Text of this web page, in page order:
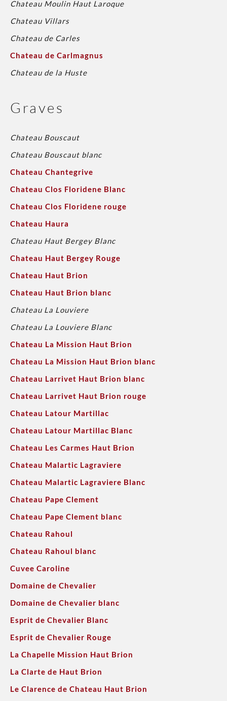
Chateau Moulin Haut Laroque
Chateau Villars
Chateau de Carles
Chateau de Carlmagnus
Chateau de la Huste
Graves
Chateau Bouscaut
Chateau Bouscaut blanc
Chateau Chantegrive
Chateau Clos Floridene Blanc
Chateau Clos Floridene rouge
Chateau Haura
Chateau Haut Bergey Blanc
Chateau Haut Bergey Rouge
Chateau Haut Brion
Chateau Haut Brion blanc
Chateau La Louviere
Chateau La Louviere Blanc
Chateau La Mission Haut Brion
Chateau La Mission Haut Brion blanc
Chateau Larrivet Haut Brion blanc
Chateau Larrivet Haut Brion rouge
Chateau Latour Martillac
Chateau Latour Martillac Blanc
Chateau Les Carmes Haut Brion
Chateau Malartic Lagraviere
Chateau Malartic Lagraviere Blanc
Chateau Pape Clement
Chateau Pape Clement blanc
Chateau Rahoul
Chateau Rahoul blanc
Cuvee Caroline
Domaine de Chevalier
Domaine de Chevalier blanc
Esprit de Chevalier Blanc
Esprit de Chevalier Rouge
La Chapelle Mission Haut Brion
La Clarte de Haut Brion
Le Clarence de Chateau Haut Brion